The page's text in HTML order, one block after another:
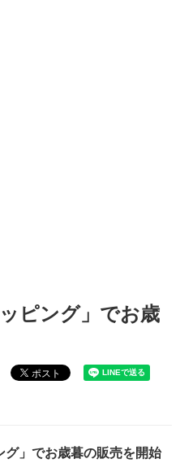
ョッピング」でお歳暮の販売を開始
ピング」でお歳
ポスト
」でお歳暮の販売を開始